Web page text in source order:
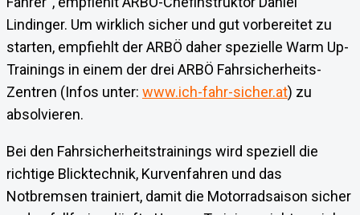
Lindinger. Um wirklich sicher und gut vorbereitet zu
starten, empfiehlt der ARBÖ daher spezielle Warm Up-
Trainings in einem der drei ARBÖ Fahrsicherheits-
Zentren (Infos unter: www.ich-fahr-sicher.at) zu
absolvieren.
Bei den Fahrsicherheitstrainings wird speziell die
richtige Blicktechnik, Kurvenfahren und das
Notbremsen trainiert, damit die Motorradsaison sicher